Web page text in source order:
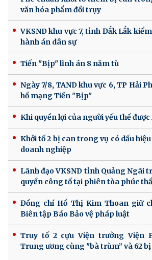
văn hóa phẩm đồi trụy
VKSND khu vực 7, tỉnh Đắk Lắk
hành án dân sự
Tiến "Bịp" lĩnh án 8 năm tù
Ngày 7/8, TAND khu vực 6, TP Hải
hồ mạng Tiến "Bịp"
Khi quyền lợi của người yếu thế
Khởi tố 2 bị can trong vụ có dấu
doanh nghiệp
Lãnh đạo VKSND tỉnh Quảng Ngãi
quyền công tố tại phiên tòa phúc
Đồng chí Hồ Thị Kim Thoan giữ
Biên tập Báo Bảo vệ pháp luật
Truy tố 2 cựu Viện trưởng Viện
Trung ương cùng "bà trùm” và 62